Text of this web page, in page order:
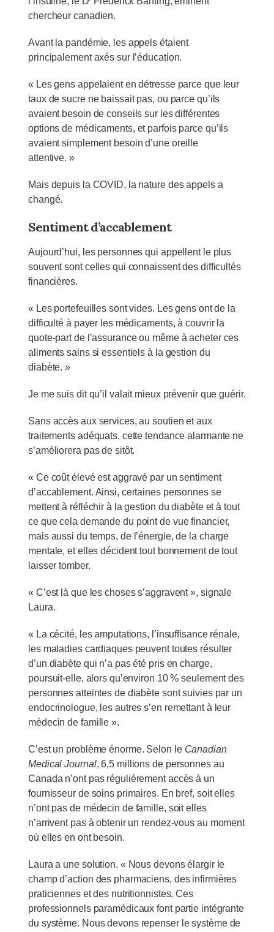
chercheur canadien.
Avant la pandémie, les appels étaient
principalement axés sur l’éducation.
« Les gens appelaient en détresse parce que leur
taux de sucre ne baissait pas, ou parce qu’ils
avaient besoin de conseils sur les différentes
options de médicaments, et parfois parce qu’ils
avaient simplement besoin d’une oreille
attentive. »
Mais depuis la COVID, la nature des appels a
changé.
Sentiment d’accablement
Aujourd’hui, les personnes qui appellent le plus
souvent sont celles qui connaissent des difficultés
financières.
« Les portefeuilles sont vides. Les gens ont de la
difficulté à payer les médicaments, à couvrir la
quote-part de l’assurance ou même à acheter ces
aliments sains si essentiels à la gestion du
diabète. »
Je me suis dit qu’il valait mieux prévenir que guérir.
Sans accès aux services, au soutien et aux
traitements adéquats, cette tendance alarmante ne
s’améliorera pas de sitôt.
« Ce coût élevé est aggravé par un sentiment
d’accablement. Ainsi, certaines personnes se
mettent à réfléchir à la gestion du diabète et à tout
ce que cela demande du point de vue financier,
mais aussi du temps, de l’énergie, de la charge
mentale, et elles décident tout bonnement de tout
laisser tomber.
« C’est là que les choses s’aggravent », signale
Laura.
« La cécité, les amputations, l’insuffisance rénale,
les maladies cardiaques peuvent toutes résulter
d’un diabète qui n’a pas été pris en charge,
poursuit-elle, alors qu’environ 10 % seulement des
personnes atteintes de diabète sont suivies par un
endocrinologue, les autres s’en remettant à leur
médecin de famille ».
C’est un problème énorme. Selon le Canadian
Medical Journal, 6,5 millions de personnes au
Canada n’ont pas régulièrement accès à un
fournisseur de soins primaires. En bref, soit elles
n’ont pas de médecin de famille, soit elles
n’arrivent pas à obtenir un rendez-vous au moment
où elles en ont besoin.
Laura a une solution. « Nous devons élargir le
champ d’action des pharmaciens, des infirmières
praticiennes et des nutritionnistes. Ces
professionnels paramédicaux font partie intégrante
du système. Nous devons repenser le système de